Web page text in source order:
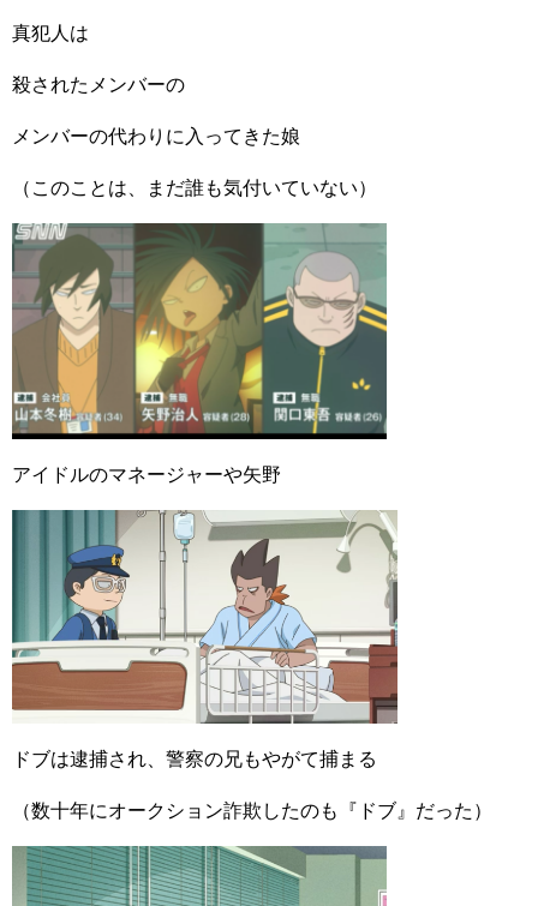
真犯人は
殺されたメンバーの
メンバーの代わりに入ってきた娘
（このことは、まだ誰も気付いていない）
アイドルのマネージャーや矢野
ドブは逮捕され、警察の兄もやがて捕まる
（数十年にオークション詐欺したのも『ドブ』だった）